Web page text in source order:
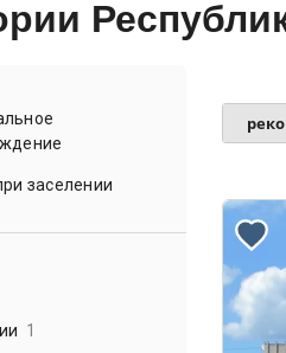
заселении
1